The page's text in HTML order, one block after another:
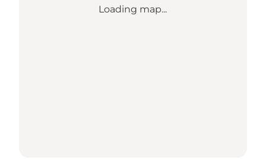
Loading map...